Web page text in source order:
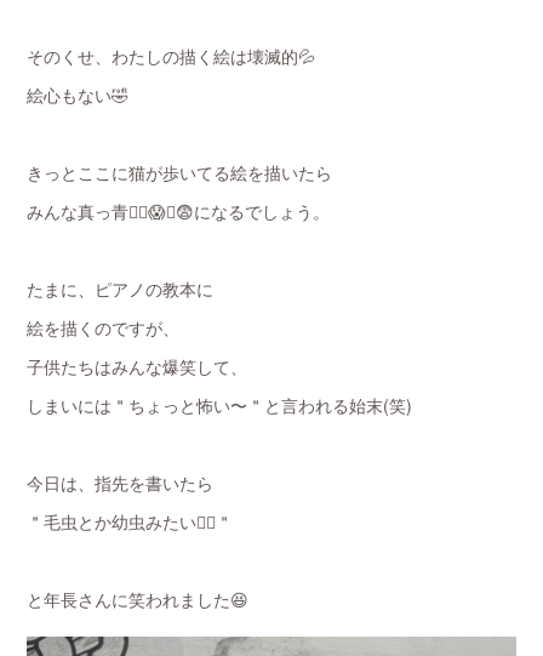
そのくせ、わたしの描く絵は壊滅的💦
絵心もない🤣
きっとここに猫が歩いてる絵を描いたら
みんな真っ青😵‍💫😱🥶😨になるでしょう。
たまに、ピアノの教本に
絵を描くのですが、
子供たちはみんな爆笑して、
しまいには＂ちょっと怖い〜＂と言われる始末(笑)
今日は、指先を書いたら
＂毛虫とか幼虫みたい😵‍💫＂
と年長さんに笑われました😆